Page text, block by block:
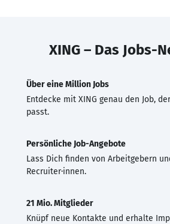
XING – Das Jobs-
Über eine Million Jobs
Entdecke mit XING genau den Job,
passt.
Persönliche Job-Angebote
Lass Dich finden von Arbeitgebern
Recruiter·innen.
21 Mio. Mitglieder
Knüpf neue Kontakte und erhalte